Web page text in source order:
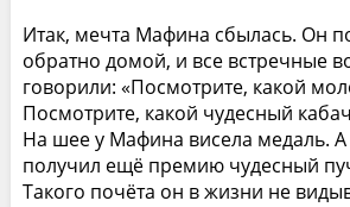
Итак, мечта Мафина сбылась. Он
обратно домой, и все встречные
говорили: «Посмотрите, какой
Посмотрите, какой чудесный
На шее у Мафина висела медаль. А
получил ещё премию чудесный
Такого почёта он в жизни не